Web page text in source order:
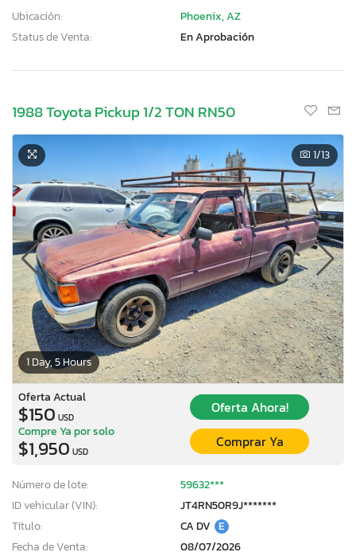
Ubicación:
Phoenix, AZ
Status de Venta:
En Aprobación
1988 Toyota Pickup 1/2 TON RN50
1 Day, 5 Hours
1/13
Oferta Actual
$150 USD
Oferta Ahora!
Compre Ya por solo
$1,950 USD
Comprar Ya
Número de lote:
59632***
ID vehicular (VIN):
JT4RN50R9J*******
Título:
CA DV E
Fecha de Venta:
08/07/2026